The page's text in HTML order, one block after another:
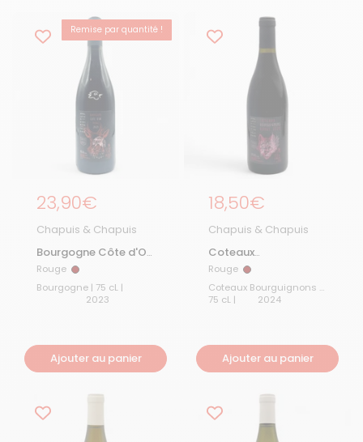
Remise par quantité !
Prix régulier
23,90€
Chapuis & Chapuis
Bourgogne Côte d'Or
2023
Rouge Rouge
Bourgogne | 75 cL |
2023
Ajouter au panier
Prix régulier
18,50€
Chapuis & Chapuis
Coteaux
Bourguignons 2024
Rouge Rouge
Coteaux Bourguignons |
75 cL |
2024
Ajouter au panier